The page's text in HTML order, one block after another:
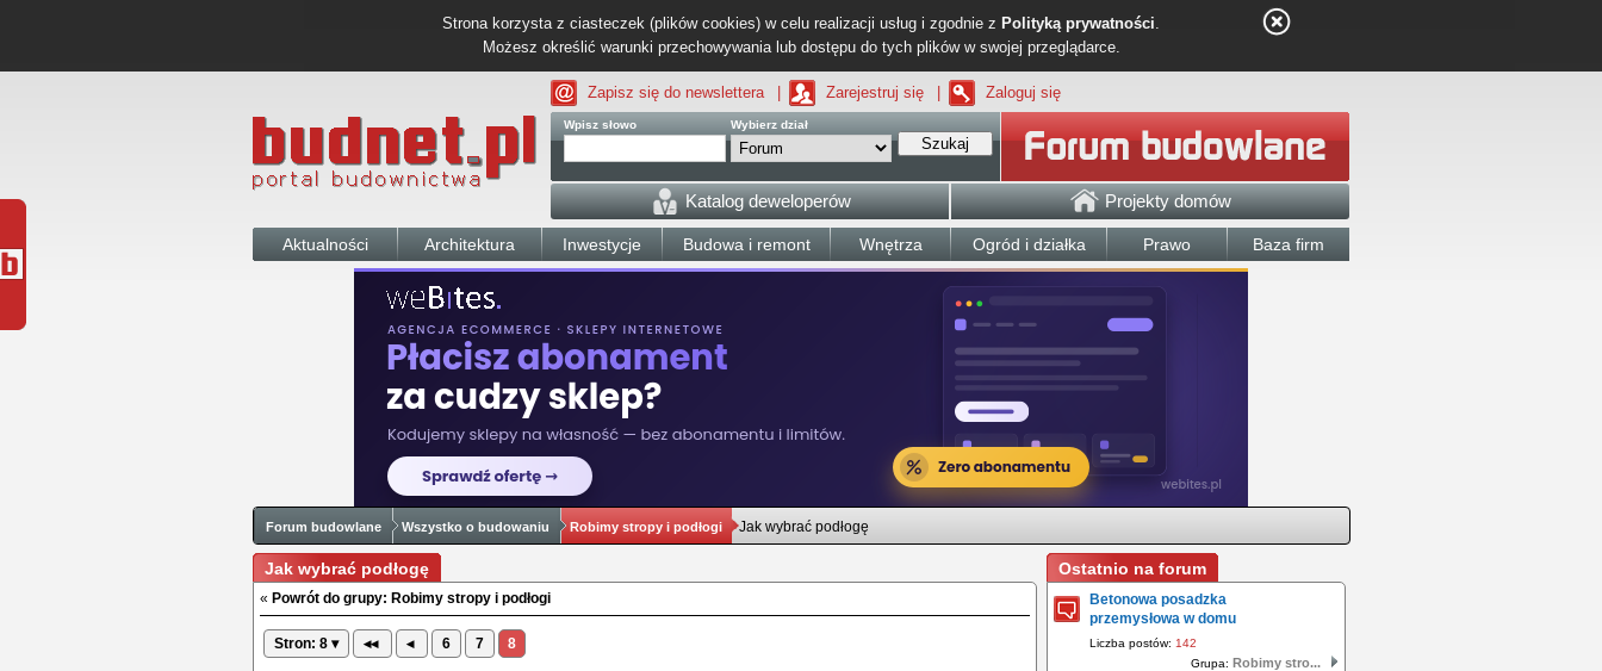
Strona korzysta z ciasteczek (plików cookies) w celu realizacji usług i zgodnie z Polityką prywatności.
Możesz określić warunki przechowywania lub dostępu do tych plików w swojej przeglądarce.
Zapisz się do newslettera Zarejestruj się Zaloguj się
Wpisz słowo Wybierz dział
Szukaj
Katalog deweloperów Projekty domów
Aktualności Architektura Inwestycje Budowa i remont Wnętrza Ogród i działka Prawo Baza firm
Forum budowlane Wszystko o budowaniu Robimy stropy i podłogi Jak wybrać podłogę
Jak wybrać podłogę
« Powrót do grupy: Robimy stropy i podłogi
Stron: 8 ▾ ◂◂ ◂ 6 7 8
Ostatnio na forum
Betonowa posadzka
przemysłowa w domu
Liczba postów: 142
Grupa: Robimy stro...